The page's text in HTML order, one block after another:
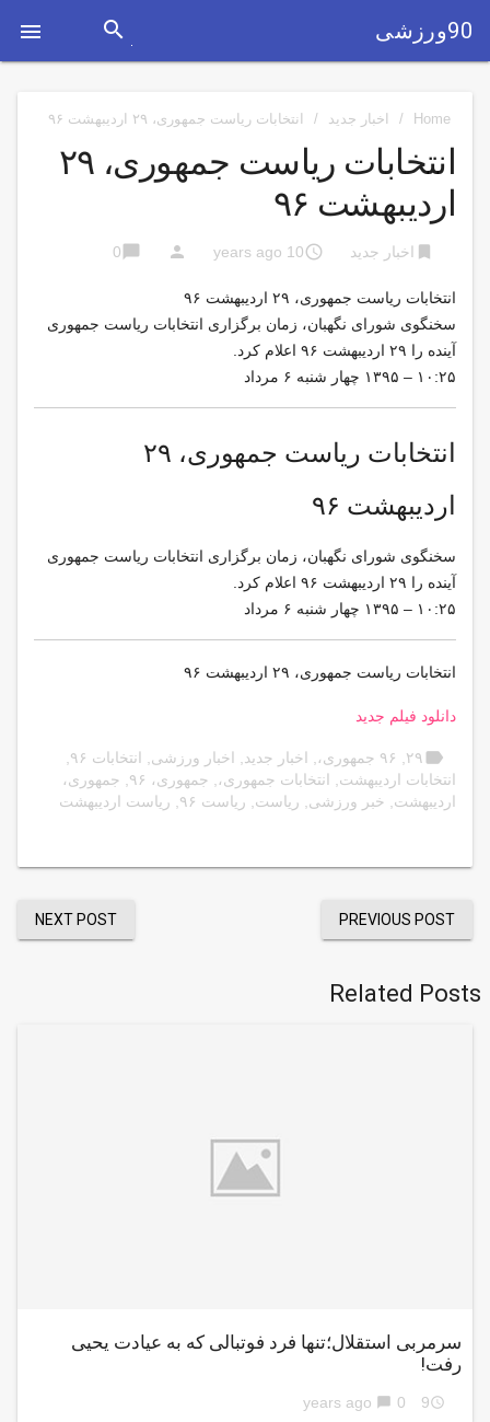
 90ورزشی search
Home
/ اخبار جدید / انتخابات ریاست جمهوری، ۲۹ اردیبهشت ۹۶
انتخابات ریاست جمهوری، ۲۹
اردیبهشت ۹۶
bookmark اخبار جدید access_time
10 years ago
person
chat_bubble
0
انتخابات ریاست جمهوری، ۲۹ اردیبهشت ۹۶
سخنگوی شورای نگهبان، زمان برگزاری انتخابات ریاست جمهوری
آینده را ۲۹ اردیبهشت ۹۶ اعلام کرد.
۱۰:۲۵ – ۱۳۹۵ چهار شنبه ۶ مرداد
انتخابات ریاست جمهوری، ۲۹
اردیبهشت ۹۶
سخنگوی شورای نگهبان، زمان برگزاری انتخابات ریاست جمهوری
آینده را ۲۹ اردیبهشت ۹۶ اعلام کرد.
۱۰:۲۵ – ۱۳۹۵ چهار شنبه ۶ مرداد
انتخابات ریاست جمهوری، ۲۹ اردیبهشت ۹۶
دانلود فیلم جدید
label۲۹ ۹۶ جمهوری، اخبار جدید اخبار ورزشی انتخابات ۹۶
انتخابات اردیبهشت
انتخابات جمهوری، جمهوری، ۹۶
جمهوری،
اردیبهشت
خبر ورزشی ریاست ریاست ۹۶ ریاست اردیبهشت
PREVIOUS POST
NEXT POST
Related Posts
سرمربی استقلال؛تنها فرد فوتبالی که به عیادت یحیی
رفت!
access_time
9 years ago
chat_bubble 0